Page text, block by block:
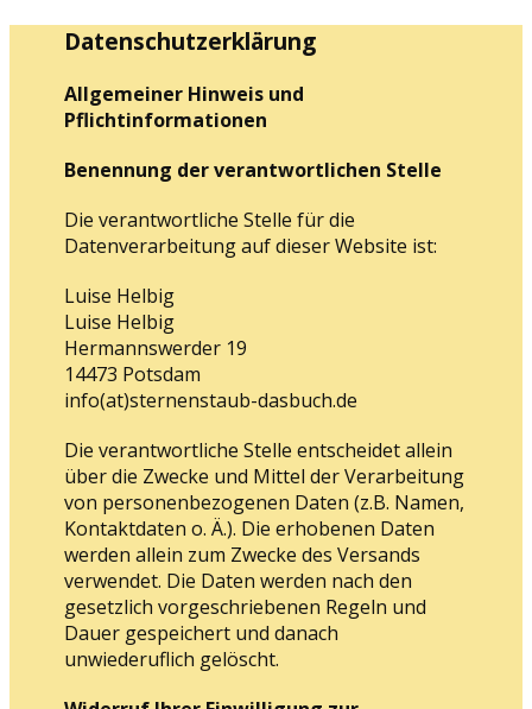
Datenschutzerklärung
Allgemeiner Hinweis und
Pflichtinformationen
Benennung der verantwortlichen Stelle
Die verantwortliche Stelle für die
Datenverarbeitung auf dieser Website ist:
Luise Helbig
Luise Helbig
Hermannswerder 19
14473 Potsdam
info(at)sternenstaub-dasbuch.de
Die verantwortliche Stelle entscheidet allein
über die Zwecke und Mittel der Verarbeitung
von personenbezogenen Daten (z.B. Namen,
Kontaktdaten o. Ä.). Die erhobenen Daten
werden allein zum Zwecke des Versands
verwendet. Die Daten werden nach den
gesetzlich vorgeschriebenen Regeln und
Dauer gespeichert und danach
unwiederuflich gelöscht.